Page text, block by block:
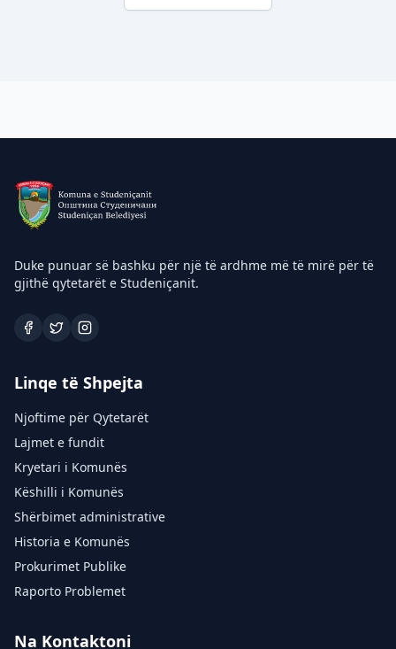
Duke punuar së bashku për një të ardhme më të mirë për të
gjithë qytetarët e Studeniçanit.
Linqe të Shpejta
Njoftime për Qytetarët
Lajmet e fundit
Kryetari i Komunës
Këshilli i Komunës
Shërbimet administrative
Historia e Komunës
Prokurimet Publike
Raporto Problemet
Na Kontaktoni